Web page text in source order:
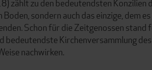
zählt zu den bedeutendsten Konzilien
sondern auch das einzige, dem
Schon für die Zeitgenossen stand
bedeutendste Kirchenversammlung
nachwirken.